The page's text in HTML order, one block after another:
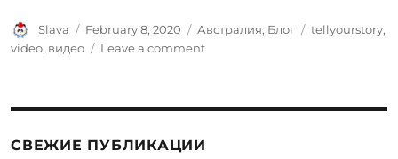
Author
Slava
Posted
on
February 8, 2020 Categories
Австралия, Блог Tags
tellyourstory,
video, видео Leave a commenton
СВЕЖИЕ ПУБЛИКАЦИИ